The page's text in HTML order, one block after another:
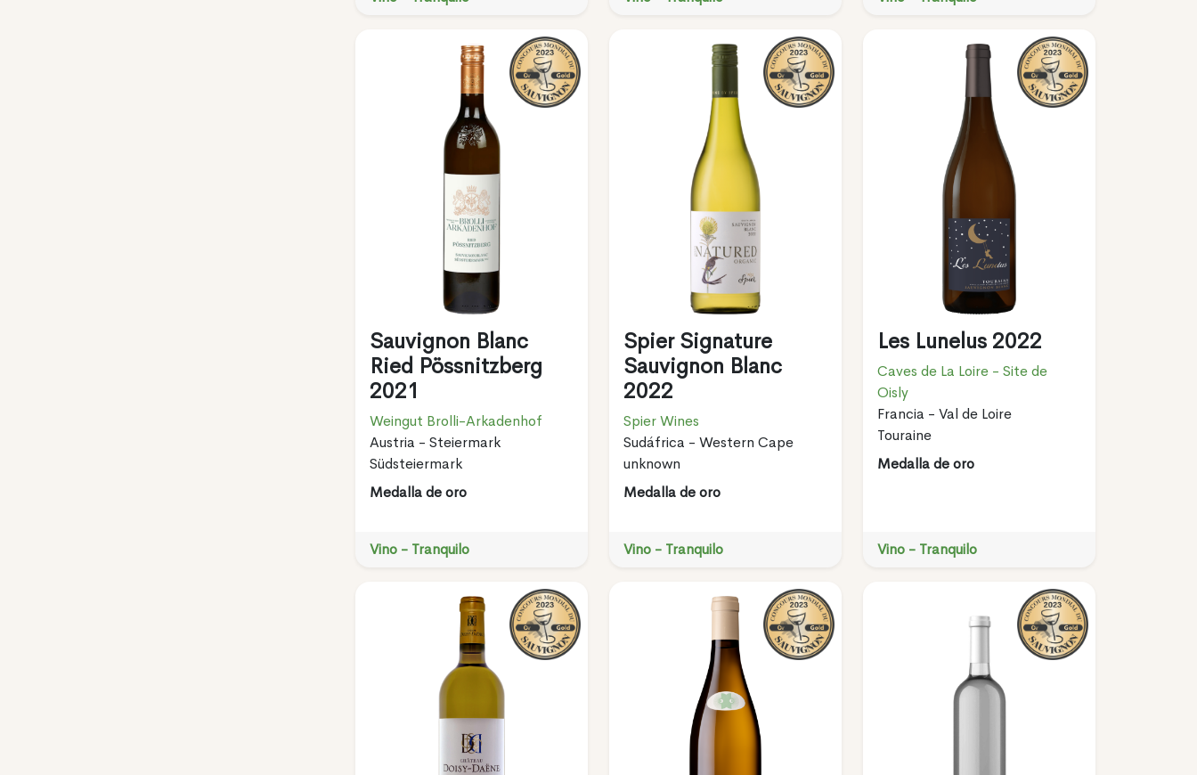
Sauvignon Blanc
Ried Pössnitzberg
2021
Weingut Brolli-Arkadenhof
Austria - Steiermark
Südsteiermark
Medalla de oro
Vino - Tranquilo
Spier Signature
Sauvignon Blanc
2022
Spier Wines
Sudáfrica - Western Cape
unknown
Medalla de oro
Vino - Tranquilo
Les Lunelus 2022
Caves de La Loire - Site de
Oisly
Francia - Val de Loire
Touraine
Medalla de oro
Vino - Tranquilo